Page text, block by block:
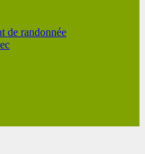
de randonnée